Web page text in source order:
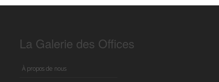
La Galerie des Offices
À propos de nous